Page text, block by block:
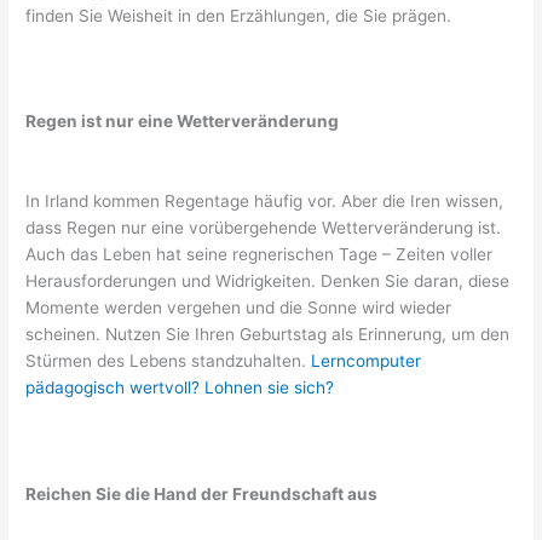
finden Sie Weisheit in den Erzählungen, die Sie prägen.
Regen ist nur eine Wetterveränderung
In Irland kommen Regentage häufig vor. Aber die Iren wissen,
dass Regen nur eine vorübergehende Wetterveränderung ist.
Auch das Leben hat seine regnerischen Tage – Zeiten voller
Herausforderungen und Widrigkeiten. Denken Sie daran, diese
Momente werden vergehen und die Sonne wird wieder
scheinen. Nutzen Sie Ihren Geburtstag als Erinnerung, um den
Stürmen des Lebens standzuhalten. Lerncomputer
pädagogisch wertvoll? Lohnen sie sich?
Reichen Sie die Hand der Freundschaft aus